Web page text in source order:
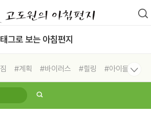
태그로 보는 아침편지
#계획 #바이러스 #힐링
#아이들
#삶
#링컨학교